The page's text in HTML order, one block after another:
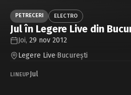
Caută în site...
PETRECERI ELECTRO
Jul în Legere Live din
Joi, 29 nov 2012
Legere Live·Bucureşti
LINEUPJul